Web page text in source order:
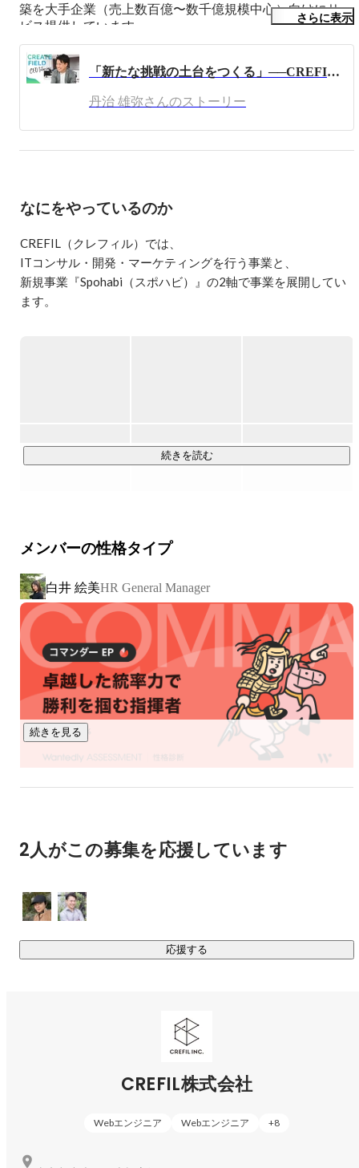
築を大手企業（売上数百億〜数千億規模中心）向けにサー
ビス提供しています。
また、スポーツ業界向けにSpohabiというBtoBとBtoCの側
面をもった自社サービスをプロダクトオーナーとして、事
業推進しています。
これまでの経歴は、Web広告業界にてWeb広告全般の運用
ルタントとして手がけた。Salesforce案件ではコア側～MA
る。
さらに表示
「新たな挑戦の土台をつくる」──CREFIL代表が語る“やりたい”に全力で応える組織に込めた想い
丹治 雄弥さんのストーリー
なにをやっているのか
CREFIL（クレフィル）では、
ITコンサル・開発・マーケティングを行う事業と、
新規事業『Spohabi（スポハビ）』の2軸で事業を展開してい
ます。
手段の売上一括管理までをワンストップで行うことができる
いておりますが、今後はスポーツ業界全体へターゲットを拡
張していきたいと考えています。
その一環として、国内での導入実績をもとにアジア圏を中心
とした海外市場への展開も視野に入れており、スポーツスク
ール運営を支えるプラットフォームとしてグローバルに成長
させていきたいと考えています。
https://official.spohabi.com/
https://note.com/crefil/n/n22ad23f7505f
続きを読む
メンバーの性格タイプ
白井 絵美HR General Manager
続きを見る
2人がこの募集を応援しています
応援する
CREFIL株式会社
Webエンジニア Webエンジニア +8